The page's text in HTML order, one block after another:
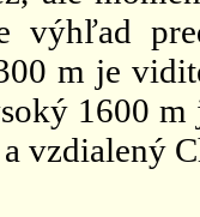
výhľad
m je
1600
vzdialený